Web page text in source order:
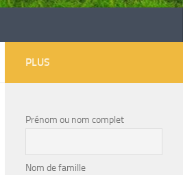
PLUS
Prénom ou nom complet
Nom de famille